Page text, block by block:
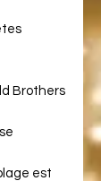
Brothers
est